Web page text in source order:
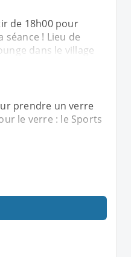
de 18h00 pour
! Lieu de
dans le village
prendre un verre
le verre : le Sports